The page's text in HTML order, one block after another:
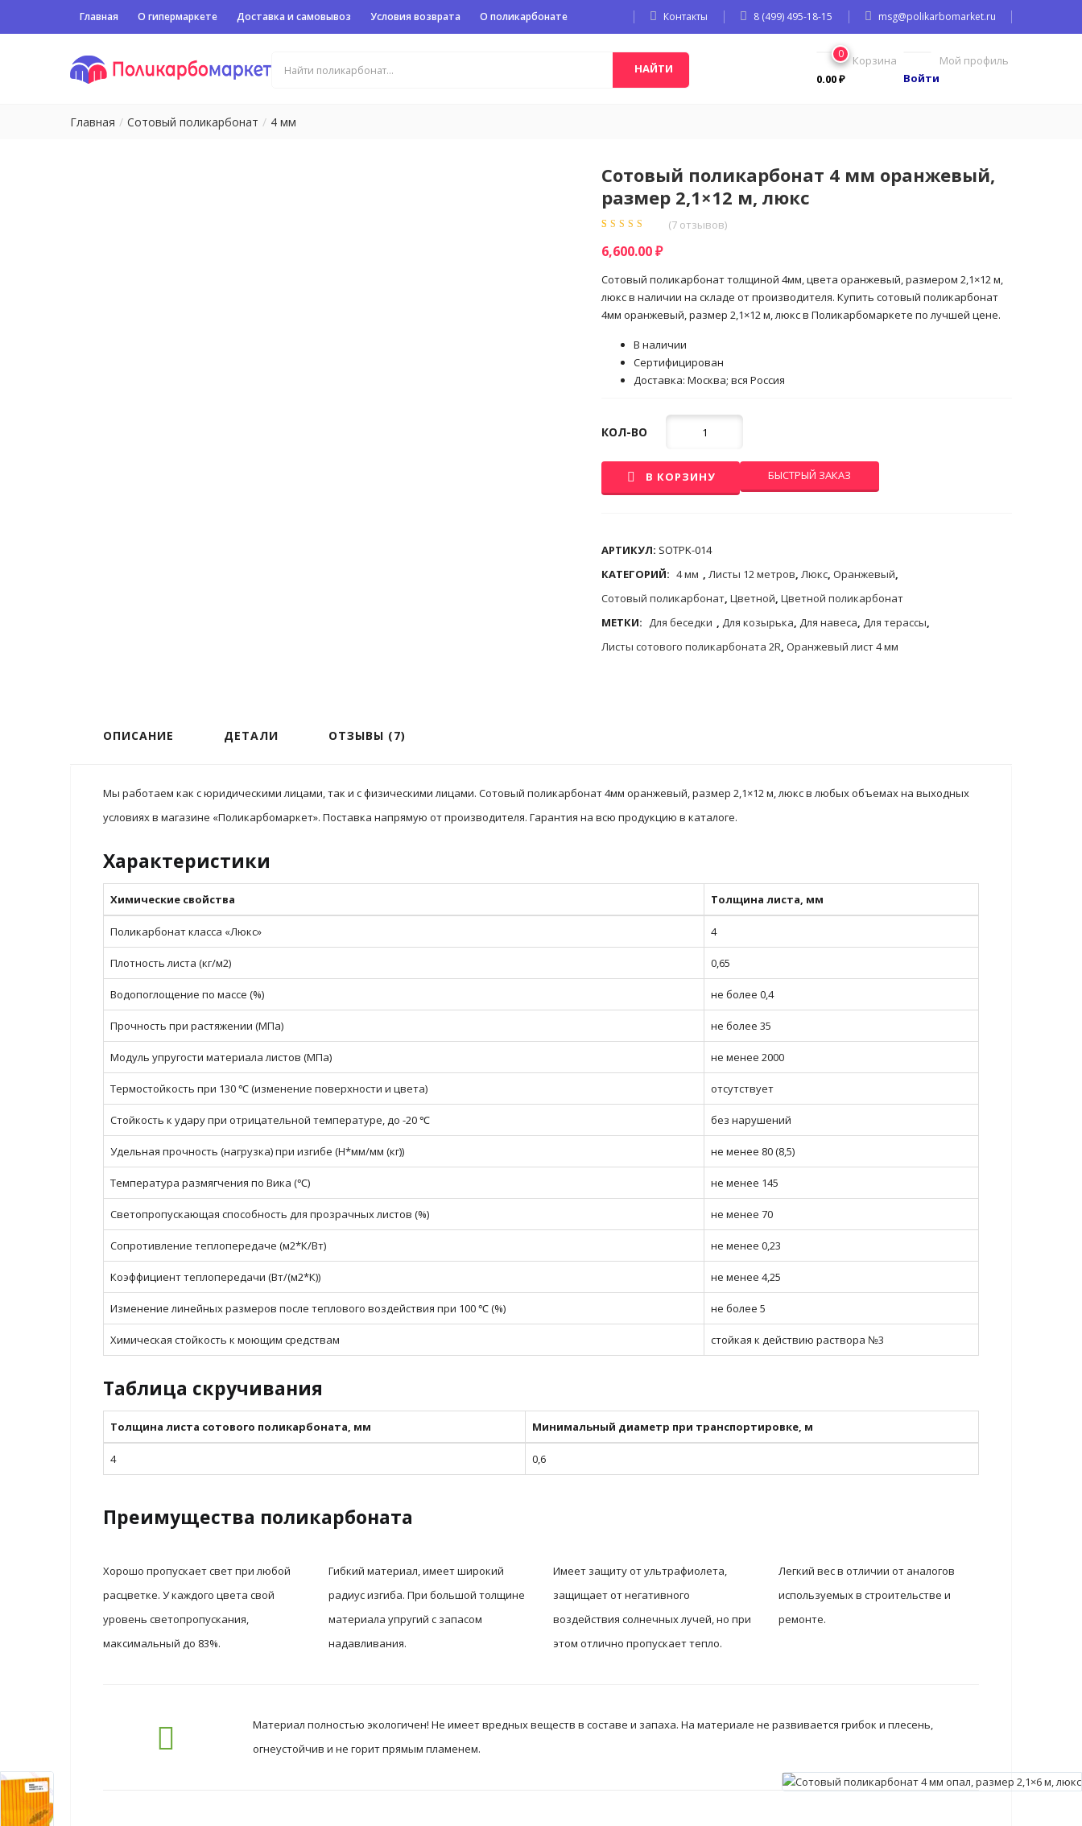
Главная О гипермаркете Доставка и самовывоз Условия возврата О поликарбонате Контакты 8 (499) 495-18-15 msg@polikarbomarket.ru
НАЙТИ
Мой профиль
Войти
0
Корзина
0.00₽
Главная Сотовый поликарбонат 4 мм
Сотовый поликарбонат 4 мм оранжевый,
размер 2,1×12 м, люкс
5 на основе
опроса
(7 отзывов)
6,600.00₽
Сотовый поликарбонат толщиной 4мм, цвета оранжевый, размером 2,1×12 м,
люкс в наличии на складе от производителя. Купить сотовый поликарбонат
4мм оранжевый, размер 2,1×12 м, люкс в Поликарбомаркете по лучшей цене.
В наличии
Сертифицирован
Доставка: Москва; вся Россия
КОЛ-ВО
В КОРЗИНУ БЫСТРЫЙ ЗАКАЗ
АРТИКУЛ: SOTPK-014
КАТЕГОРИЙ: 4 мм , Листы 12 метров, Люкс, Оранжевый,
Сотовый поликарбонат, Цветной, Цветной поликарбонат
МЕТКИ: Для беседки , Для козырька, Для навеса, Для терассы,
Листы сотового поликарбоната 2R, Оранжевый лист 4 мм
ОПИСАНИЕ ДЕТАЛИ ОТЗЫВЫ (7)
Мы работаем как с юридическими лицами, так и с физическими лицами. Сотовый поликарбонат 4мм оранжевый, размер 2,1×12 м, люкс в любых объемах на выходных
условиях в магазине «Поликарбомаркет». Поставка напрямую от производителя. Гарантия на всю продукцию в каталоге.
Характеристики
Химические свойства Толщина листа, мм
Поликарбонат класса «Люкс» 4
Плотность листа (кг/м2) 0,65
Водопоглощение по массе (%) не более 0,4
Прочность при растяжении (МПа) не более 35
Модуль упругости материала листов (МПа) не менее 2000
Термостойкость при 130 ℃ (изменение поверхности и цвета) отсутствует
Стойкость к удару при отрицательной температуре, до -20 ℃ без нарушений
Удельная прочность (нагрузка) при изгибе (Н*мм/мм (кг)) не менее 80 (8,5)
Температура размягчения по Вика (℃) не менее 145
Светопропускающая способность для прозрачных листов (%) не менее 70
Сопротивление теплопередаче (м2*К/Вт) не менее 0,23
Коэффициент теплопередачи (Вт/(м2*К)) не менее 4,25
Изменение линейных размеров после теплового воздействия при 100 ℃ (%) не более 5
Химическая стойкость к моющим средствам стойкая к действию раствора №3
Таблица скручивания
Толщина листа сотового поликарбоната, мм Минимальный диаметр при транспортировке, м
4 0,6
Преимущества поликарбоната
Хорошо пропускает свет при любой
расцветке. У каждого цвета свой
уровень светопропускания,
максимальный до 83%.
Гибкий материал, имеет широкий
радиус изгиба. При большой толщине
материала упругий с запасом
надавливания.
Имеет защиту от ультрафиолета,
защищает от негативного
воздействия солнечных лучей, но при
этом отлично пропускает тепло.
Легкий вес в отличии от аналогов
используемых в строительстве и
ремонте.
Материал полностью экологичен! Не имеет вредных веществ в составе и запаха. На материале не развивается грибок и плесень,
огнеустойчив и не горит прямым пламенем.